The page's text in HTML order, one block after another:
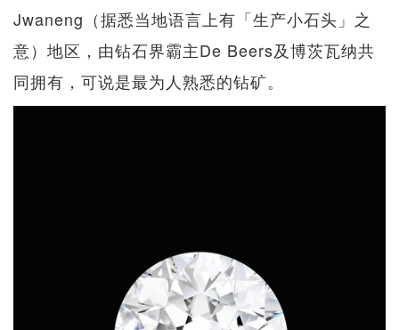
Jwaneng（据悉当地语言上有「生产小石头」之
意）地区，由钻石界霸主De Beers及博茨瓦纳共
同拥有，可说是最为人熟悉的钻矿。